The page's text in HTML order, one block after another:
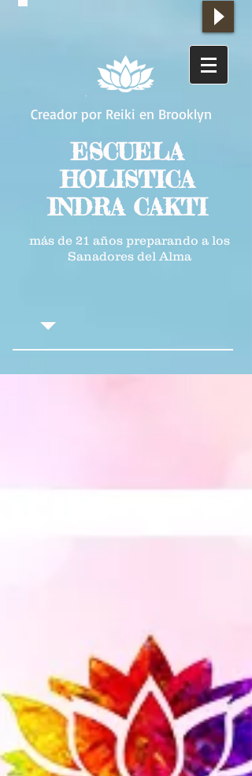
Creador por Reiki en Brooklyn
ESCUELA
HOLISTICA
INDRA CAKTI
más de 21 años preparando a los
Sanadores del Alma